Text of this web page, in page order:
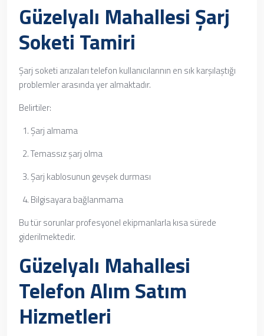
Güzelyalı Mahallesi Şarj
Soketi Tamiri
Şarj soketi arızaları telefon kullanıcılarının en sık karşılaştığı
problemler arasında yer almaktadır.
Belirtiler:
Şarj almama
Temassız şarj olma
Şarj kablosunun gevşek durması
Bilgisayara bağlanmama
Bu tür sorunlar profesyonel ekipmanlarla kısa sürede
giderilmektedir.
Güzelyalı Mahallesi
Telefon Alım Satım
Hizmetleri